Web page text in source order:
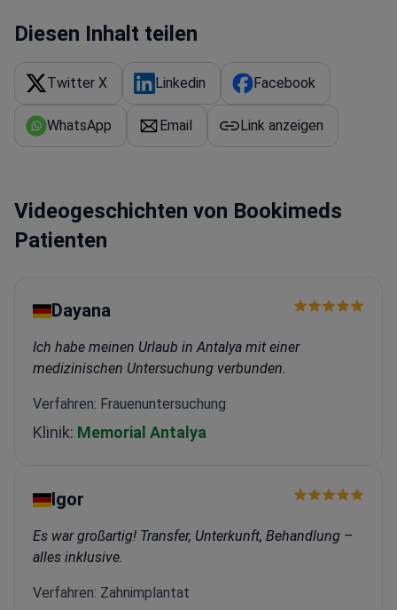
Diesen Inhalt teilen
Twitter X Linkedin Facebook
WhatsApp Email Link anzeigen
Videogeschichten von Bookimeds
Patienten
Dayana
Ich habe meinen Urlaub in Antalya mit einer
medizinischen Untersuchung verbunden.
Verfahren: Frauenuntersuchung
Klinik: Memorial Antalya
Igor
Es war großartig! Transfer, Unterkunft, Behandlung –
alles inklusive.
Verfahren: Zahnimplantat